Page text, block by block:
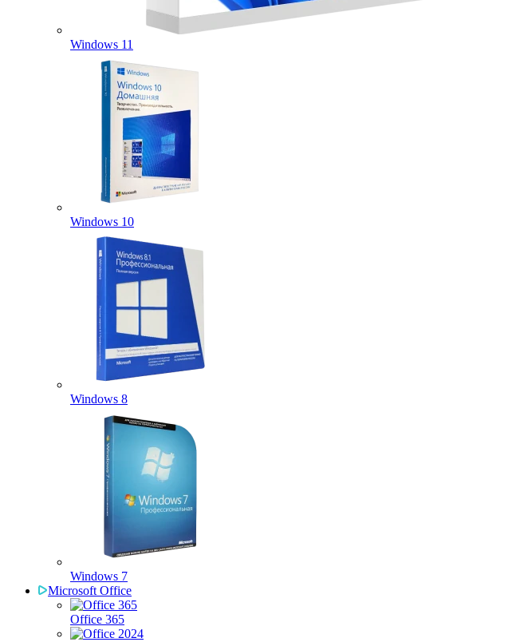
Windows 11
Windows 10
Windows 8
Windows 7
Microsoft Office
Office 365